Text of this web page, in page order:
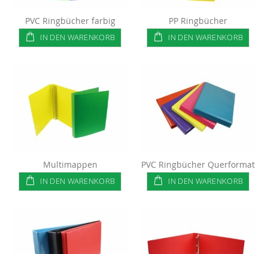
PVC Ringbücher farbig
IN DEN WARENKORB
PP Ringbücher
IN DEN WARENKORB
Multimappen
IN DEN WARENKORB
PVC Ringbücher Querformat
IN DEN WARENKORB